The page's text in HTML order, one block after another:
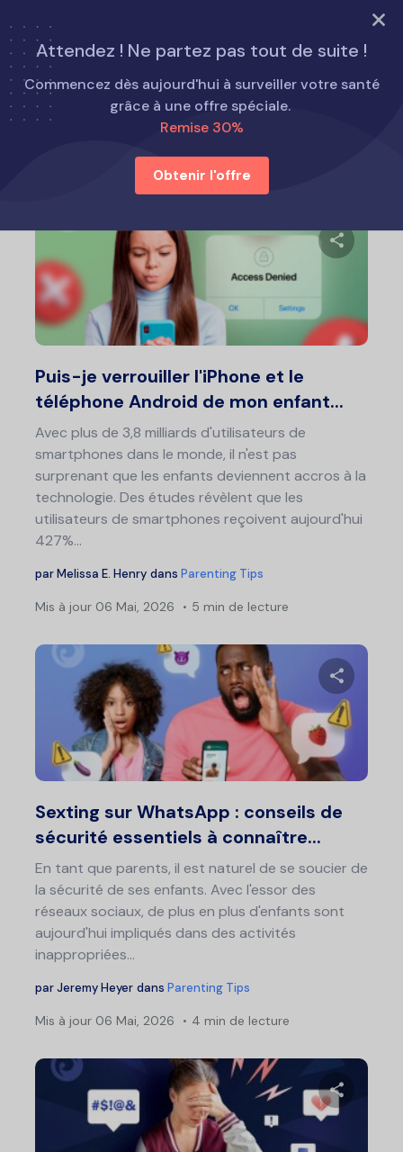
ESSAYEZ MAINTENANT
Attendez ! Ne partez pas tout de suite !
Commencez dès aujourd'hui à surveiller votre santé
grâce à une offre spéciale.
Remise 30%
Obtenir l'offre
Accueil Conseils parentaux
Conseils parentaux
Puis-je verrouiller l'iPhone et le
téléphone Android de mon enfant...
Avec plus de 3,8 milliards d'utilisateurs de
smartphones dans le monde, il n'est pas
surprenant que les enfants deviennent accros à la
technologie. Des études révèlent que les
utilisateurs de smartphones reçoivent aujourd'hui
427%...
parMelissa E. Henry dans Parenting Tips
Mis à jour 06 Mai, 2026 5 min de lecture
Sexting sur WhatsApp : conseils de
sécurité essentiels à connaître...
En tant que parents, il est naturel de se soucier de
la sécurité de ses enfants. Avec l'essor des
réseaux sociaux, de plus en plus d'enfants sont
aujourd'hui impliqués dans des activités
inappropriées...
parJeremy Heyer dans Parenting Tips
Mis à jour 06 Mai, 2026 4 min de lecture